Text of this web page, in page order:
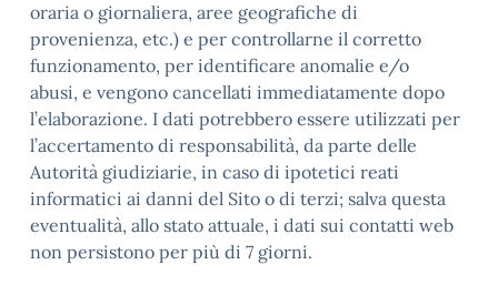
oraria o giornaliera, aree geografiche di
provenienza, etc.) e per controllarne il corretto
funzionamento, per identificare anomalie e/o
abusi, e vengono cancellati immediatamente dopo
l’elaborazione. I dati potrebbero essere utilizzati per
l’accertamento di responsabilità, da parte delle
Autorità giudiziarie, in caso di ipotetici reati
informatici ai danni del Sito o di terzi; salva questa
eventualità, allo stato attuale, i dati sui contatti web
non persistono per più di 7 giorni.